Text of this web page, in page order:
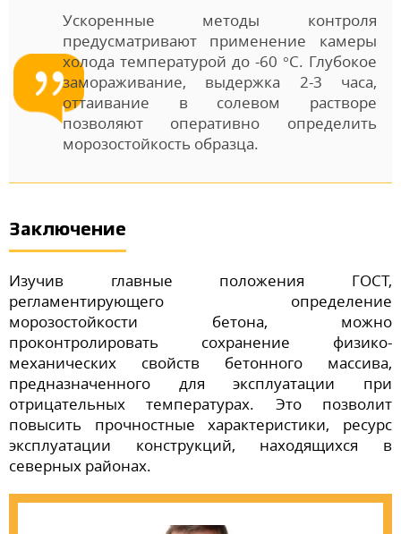
Ускоренные методы контроля
предусматривают применение камеры
холода температурой до -60 °С. Глубокое
замораживание, выдержка 2-3 часа,
оттаивание в солевом растворе
позволяют оперативно определить
морозостойкость образца.
Заключение
Изучив главные положения ГОСТ,
регламентирующего определение
морозостойкости бетона, можно
проконтролировать сохранение физико-
механических свойств бетонного массива,
предназначенного для эксплуатации при
отрицательных температурах. Это позволит
повысить прочностные характеристики, ресурс
эксплуатации конструкций, находящихся в
северных районах.